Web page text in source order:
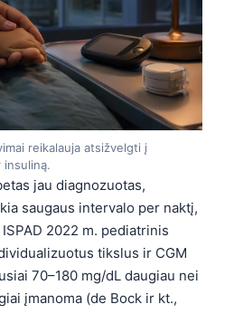
reikalauja atsižvelgti į
insuliną.
jau diagnozuotas,
saugaus intervalo per naktį,
2022 m. pediatrinis
tikslus ir CGM
70–180 mg/dL daugiau nei
įmanoma (de Bock ir kt.,